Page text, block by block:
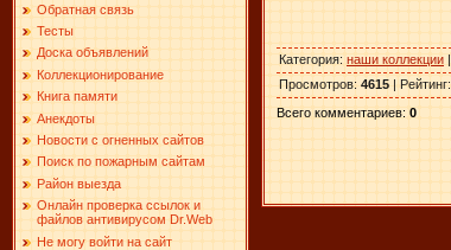
Обратная связь
Тесты
Доска объявлений
Коллекционирование
Книга памяти
Анекдоты
Новости с огненных сайтов
Поиск по пожарным сайтам
Район выезда
Онлайн проверка ссылок и
файлов антивирусом Dr.Web
Не могу войти на сайт
Категория: наши коллекции |
Просмотров: 4615 | Рейтинг:
Всего комментариев: 0